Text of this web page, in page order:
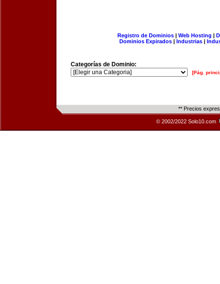
Registro de Dominios| Web Hosting |
Dominios Expirados | Industrias |
Categorías de Dominio:
[Pág.
** Precios
© 2002/2022 Solo10.com